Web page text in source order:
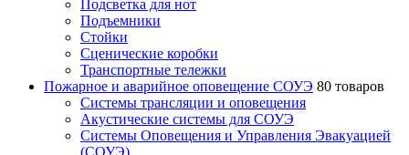
Подсветка для нот
Подъемники
Стойки
Сценические коробки
Транспортные тележки
Пожарное и аварийное оповещение СОУЭ 80 товаров
Cистемы трансляции и оповещения
Акустические системы для СОУЭ
Системы Оповещения и Управления Эвакуацией
(СОУЭ)